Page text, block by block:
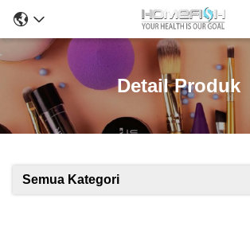
Detail Produk
Semua Kategori